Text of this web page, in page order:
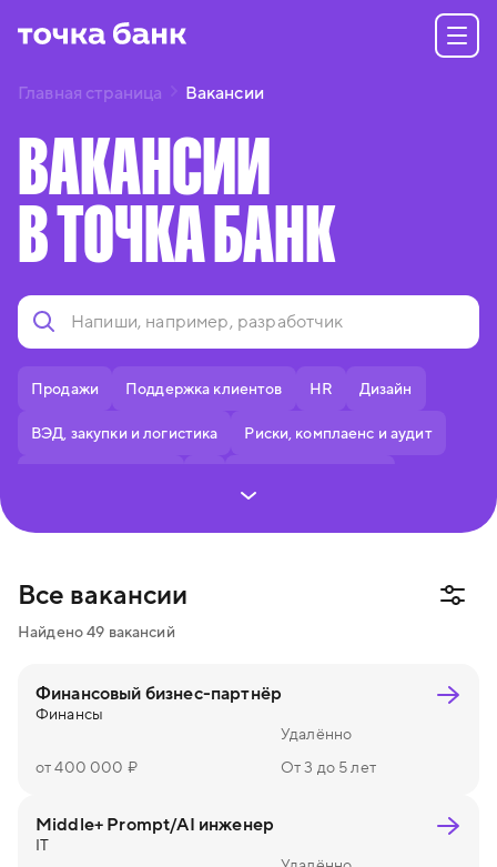
Главная страница Вакансии
ВАКАНСИИ
В ТОЧКА БАНК
Продажи Поддержка клиентов HR Дизайн
ВЭД, закупки и логистика Риски, комплаенс и аудит
Создание и управление процессами
Все вакансии
Найдено49 вакансий
Финансовый бизнес-партнёр
Финансы
Удалённо
от 400 000 ₽
От 3 до 5 лет
Middle+ Prompt/AI инженер
IT